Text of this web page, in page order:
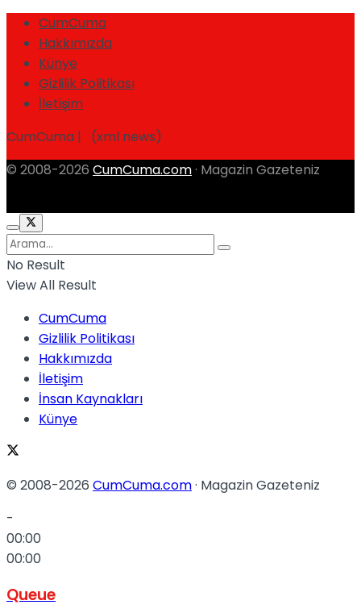
CumCuma
Hakkımızda
Künye
Gizlilik Politikası
İletişim
CumCuma | (xml news)
© 2008-2026 CumCuma.com · Magazin Gazeteniz
No Result
View All Result
CumCuma
Gizlilik Politikası
Hakkımızda
İletişim
İnsan Kaynakları
Künye
© 2008-2026 CumCuma.com· Magazin Gazeteniz
-
00:00
00:00
Queue